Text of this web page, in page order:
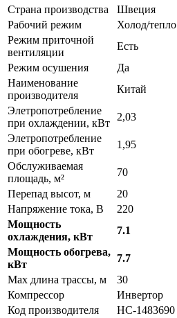
Страна производства
Швеция
Рабочий режим
Холод/тепло
Режим приточной
вентиляции
Есть
Режим осушения
Да
Наименование
производителя
Китай
Элетропотребление
при охлаждении, кВт
2,03
Элетропотребление
при обогреве, кВт
1,95
Обслуживаемая
площадь, м²
70
Перепад высот, м
20
Напряжение тока, В
220
Мощность
охлаждения, кВт
7.1
Мощность обогрева,
кВт
7.7
Max длина трассы, м
30
Компрессор
Инвертор
Код производителя
НС-1483690